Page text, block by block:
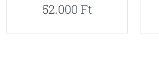
52.000 Ft